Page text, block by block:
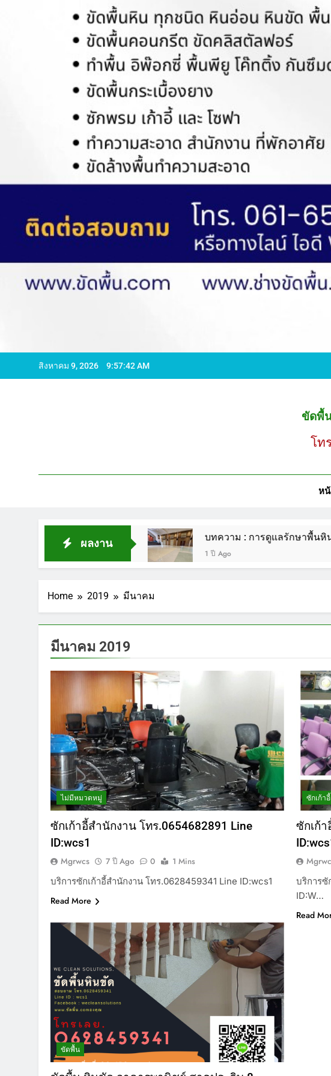
สิงหาคม 9, 2026 9:57:43 AM
ขัดพื้
โท
ห
ผลงาน บทความ : การดูแลรักษาพื้นหินขัด
1 ปี Ago
Home 2019 มีนาคม
มีนาคม 2019
ไม่มีหมวดหมู่
ซักเก้าอี้สำนักงาน โทร.0654682891 Line
ID:wcs1
Mgrwcs 7 ปี Ago 0
1 Mins
บริการซักเก้าอี้สำนักงาน โทร.0628459341 Line ID:wcs1
Read More
ซักเก้า
ซักเก้
บริการซั
ID:W…
Read
ขัดพื้น